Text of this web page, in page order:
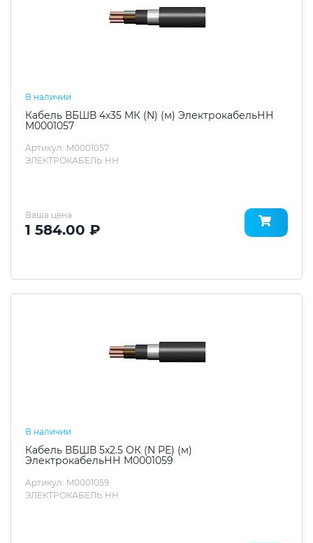
В наличии
Кабель ВБШВ 4х35 МК (N) (м) ЭлектрокабельНН
M0001057
Артикул: M0001057
ЭЛЕКТРОКАБЕЛЬ НН
Ваша цена
1 584.00 ₽
В наличии
Кабель ВБШВ 5х2.5 ОК (N PE) (м)
ЭлектрокабельНН M0001059
Артикул: M0001059
ЭЛЕКТРОКАБЕЛЬ НН